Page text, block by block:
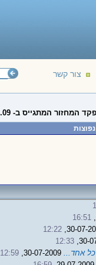
צור קשר
המתגייס ב- 2.8.09
16:51
12:22
12:33
כל אחד...30-07-2009,
12:59